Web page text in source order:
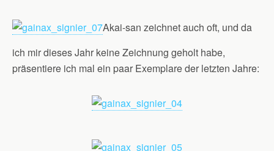
Akai-san zeichnet auch oft, und da
ich mir dieses Jahr keine Zeichnung geholt habe,
präsentiere ich mal ein paar Exemplare der letzten Jahre: